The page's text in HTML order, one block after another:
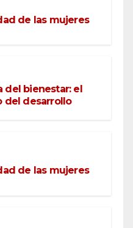
de las mujeres
del bienestar: el
del desarrollo
de las mujeres